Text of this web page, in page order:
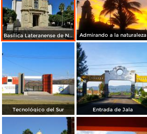
Basílica Lateranense de N.S. de la Asunción Admirando a la naturaleza
Tecnológico del Sur Entrada de Jala